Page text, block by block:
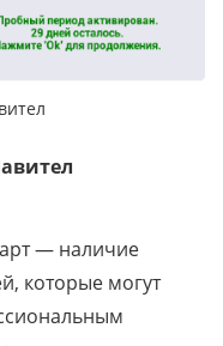
— наличие
которые могут